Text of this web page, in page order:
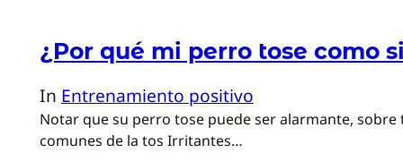
¿Por qué mi perro tose como
In Entrenamiento positivo
Notar que su perro tose puede ser alarmante,
comunes de la tos Irritantes…